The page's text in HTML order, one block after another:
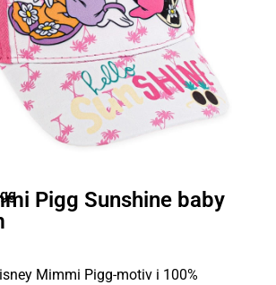
Pigg Sunshine baby
Mimmi Pigg-motiv i 100%